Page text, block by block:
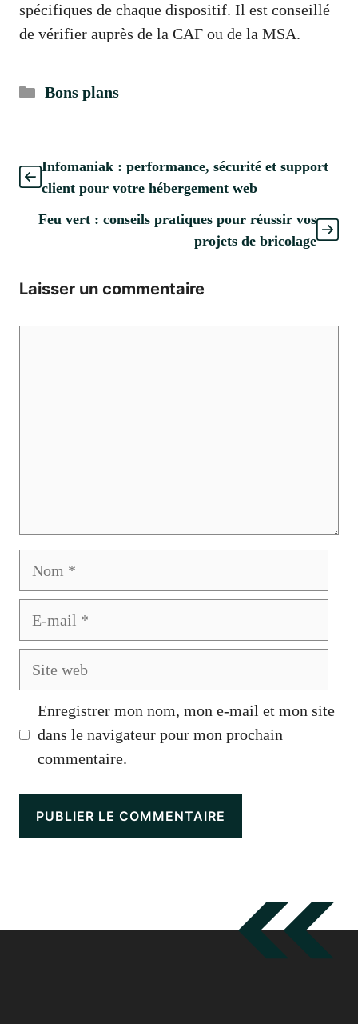
spécifiques de chaque dispositif. Il est conseillé
de vérifier auprès de la CAF ou de la MSA.
Catégories
Bons plans
Infomaniak : performance, sécurité et support
client pour votre hébergement web
Feu vert : conseils pratiques pour réussir vos
projets de bricolage
Laisser un commentaire
Enregistrer mon nom, mon e-mail et mon site
dans le navigateur pour mon prochain
commentaire.